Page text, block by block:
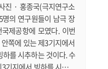
진 · 홍종국(극지연구소
의 연구원들이 남극 장
제공항에 모였다. 이번
쪽에 있는 제3기지에서
를 시추하는 것이다. 수